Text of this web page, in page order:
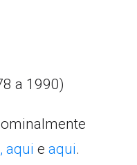
a 1990)
aqui e aqui.